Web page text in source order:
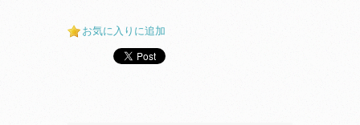
お気に入りに追加